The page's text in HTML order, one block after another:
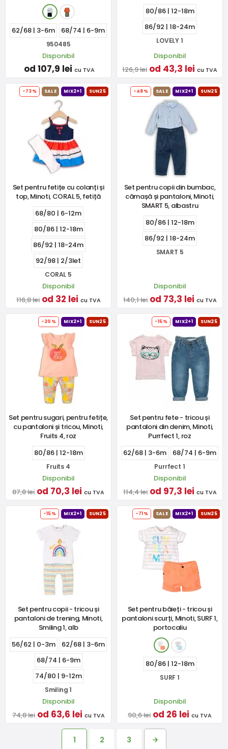
62/68 | 3-6m 68/74 | 6-9m
950485
Disponibil
od 107,9 lei cu TVA
80/86 | 12-18m
86/92 | 18-24m
LOVELY 1
Disponibil
126,9 lei od 43,3 lei cu TVA
-73% SALE MIX2+1 SUN25
Set pentru fetițe cu colanți și
top, Minoti, CORAL 5, fetiță
68/80 | 6-12m
80/86 | 12-18m
86/92 | 18-24m
92/98 | 2/3let
CORAL 5
Disponibil
116,8 lei od 32 lei cu TVA
-48% SALE MIX2+1 SUN25
Set pentru copii din bumbac,
cămașă și pantaloni, Minoti,
SMART 5, albastru
80/86 | 12-18m
86/92 | 18-24m
SMART 5
Disponibil
140,1 lei od 73,3 lei cu TVA
-20% MIX2+1 SUN25
Set pentru sugari, pentru fetițe,
cu pantaloni și tricou, Minoti,
Fruits 4, roz
80/86 | 12-18m
Fruits 4
Disponibil
87,8 lei od 70,3 lei cu TVA
-15% MIX2+1 SUN25
Set pentru fete - tricou și
pantaloni din denim, Minoti,
Purrfect 1, roz
62/68 | 3-6m
68/74 | 6-9m
Purrfect 1
Disponibil
114,4 lei od 97,3 lei cu TVA
-15% MIX2+1 SUN25
Set pentru copii - tricou și
pantaloni de trening, Minoti,
Smiling 1, alb
56/62 | 0-3m
62/68 | 3-6m
68/74 | 6-9m
74/80 | 9-12m
Smiling 1
Disponibil
74,8 lei od 63,6 lei cu TVA
-71% SALE MIX2+1 SUN25
Set pentru băieți - tricou și
pantaloni scurți, Minoti, SURF 1,
portocaliu
80/86 | 12-18m
SURF 1
Disponibil
90,6 lei od 26 lei cu TVA
1 2 3